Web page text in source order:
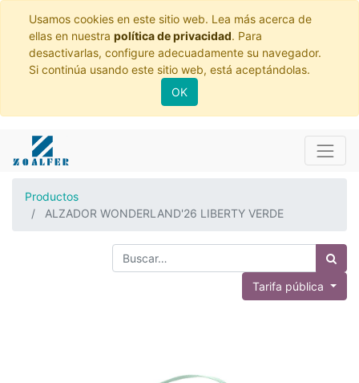
Usamos cookies en este sitio web. Lea más acerca de
ellas en nuestra política de privacidad. Para
desactivarlas, configure adecuadamente su navegador.
Si continúa usando este sitio web, está aceptándolas.
OK
Productos
ALZADOR WONDERLAND'26 LIBERTY VERDE
Tarifa pública